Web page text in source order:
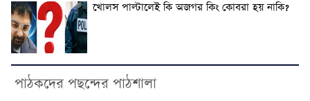
‎খোলস পাল্টালেই কি অজগর কিং কোবরা হয় নাকি?
পাঠকদের পছন্দের পাঠশালা